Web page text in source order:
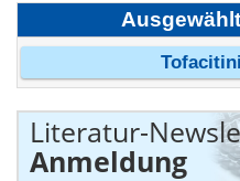
Literatur-
Anmeldung